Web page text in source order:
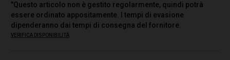
"Questo articolo non è gestito regolarmente, quindi potrà
essere ordinato appositamente. I tempi di evasione
dipenderanno dai tempi di consegna del fornitore.
VERIFICA DISPONIBILITÀ